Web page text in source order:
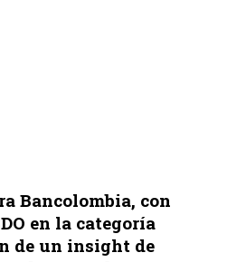
Bancolombia, con
en la categoría
de un insight de